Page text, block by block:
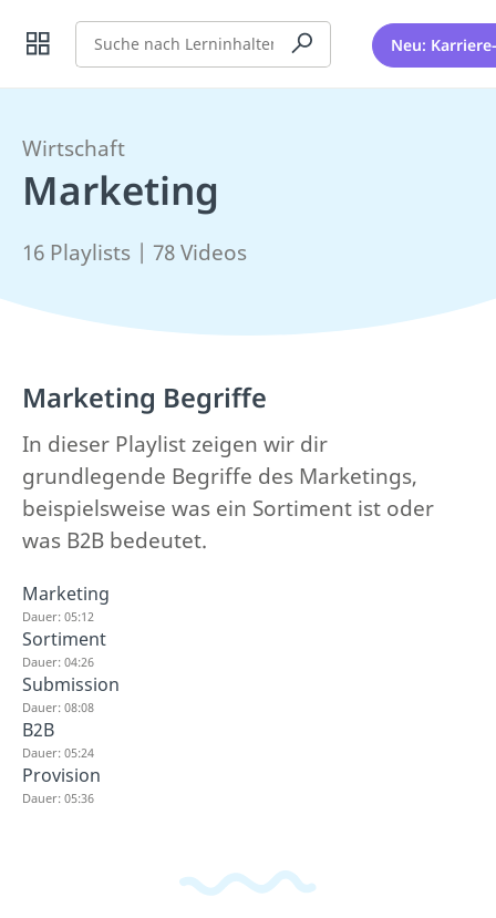
Suche Neu:
Wirtschaft
Marketing
16 Playlists | 78 Videos
Marketing Begriffe
In dieser Playlist zeigen wir dir
grundlegende Begriffe des Marketings,
beispielsweise was ein Sortiment ist oder
was B2B bedeutet.
Marketing
Dauer: 05:12
Sortiment
Dauer: 04:26
Submission
Dauer: 08:08
B2B
Dauer: 05:24
Provision
Dauer: 05:36